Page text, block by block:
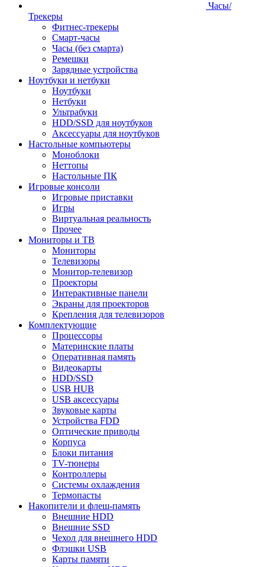
Часы/
Трекеры
Фитнес-трекеры
Смарт-часы
Часы (без смарта)
Ремешки
Зарядные устройства
Ноутбуки и нетбуки
Ноутбуки
Нетбуки
Ультрабуки
HDD/SSD для ноутбуков
Аксессуары для ноутбуков
Настольные компьютеры
Моноблоки
Неттопы
Настольные ПК
Игровые консоли
Игровые приставки
Игры
Виртуальная реальность
Прочее
Мониторы и ТВ
Мониторы
Телевизоры
Монитор-телевизор
Проекторы
Интерактивные панели
Экраны для проекторов
Крепления для телевизоров
Комплектующие
Процессоры
Материнские платы
Оперативная память
Видеокарты
HDD/SSD
USB HUB
USB аксессуары
Звуковые карты
Устройства FDD
Оптические приводы
Корпуса
Блоки питания
TV-тюнеры
Контроллеры
Системы охлаждения
Термопасты
Накопители и флеш-память
Внешние HDD
Внешние SSD
Чехол для внешнего HDD
Флэшки USB
Карты памяти